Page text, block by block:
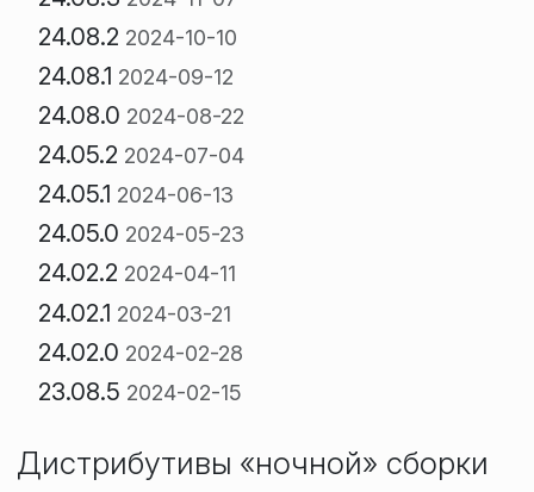
24.08.2 2024-10-10
24.08.1 2024-09-12
24.08.0 2024-08-22
24.05.2 2024-07-04
24.05.1 2024-06-13
24.05.0 2024-05-23
24.02.2 2024-04-11
24.02.1 2024-03-21
24.02.0 2024-02-28
23.08.5 2024-02-15
Дистрибутивы «ночной» сборки